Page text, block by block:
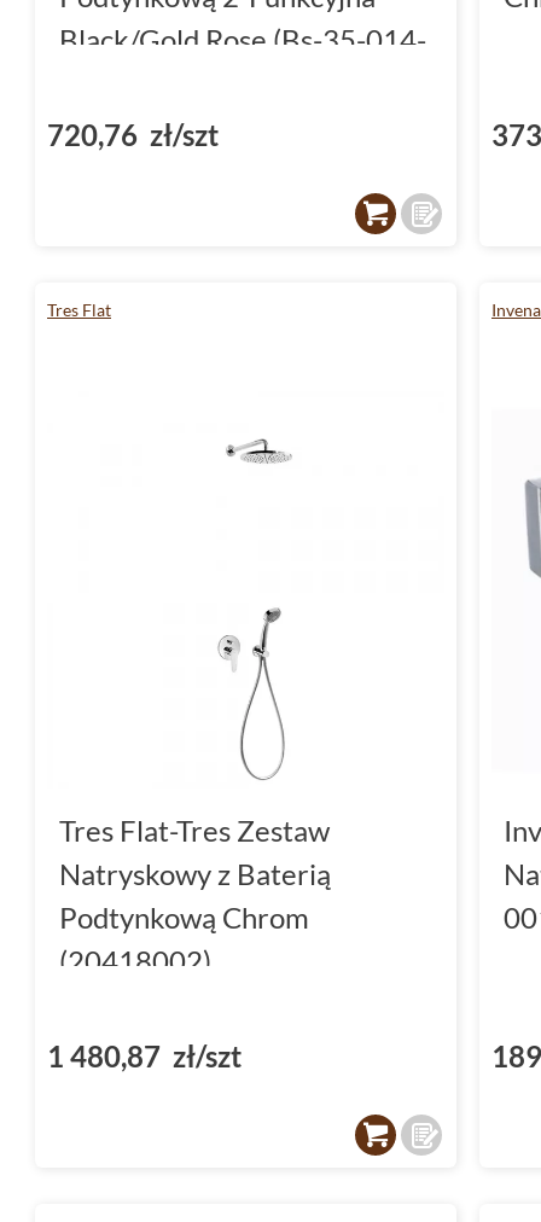
Black/Gold Rose (Bs-35-014-
720,76 zł/szt
Tres Flat
Tres Flat-Tres Zestaw
Natryskowy z Baterią
Podtynkową Chrom
(20418002)
1 480,87 zł/szt